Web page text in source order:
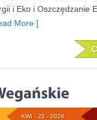
i Eko i Oszczędzanie
More ]
KWI - 22 - 2026